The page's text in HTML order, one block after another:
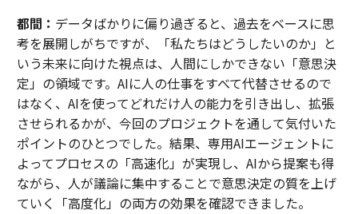
都間： データばかりに偏り過ぎると、過去をベースに思
考を展開しがちですが、「私たちはどうしたいのか」と
いう未来に向けた視点は、人間にしかできない「意思決
定」の領域です。AIに人の仕事をすべて代替させるので
はなく、AIを使ってどれだけ人の能力を引き出し、拡張
させられるかが、今回のプロジェクトを通して気付いた
ポイントのひとつでした。結果、専用AIエージェントに
よってプロセスの「高速化」が実現し、AIから提案も得
ながら、人が議論に集中することで意思決定の質を上げ
ていく「高度化」の両方の効果を確認できました。